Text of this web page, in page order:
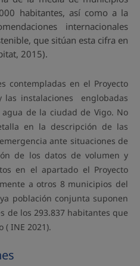
habitantes, así como a la
internacionales
que sitúan esta cifra en
2015).
contempladas en el Proyecto
las instalaciones englobadas
de la ciudad de Vigo. No
en la descripción de las
ante situaciones de
de los datos de volumen y
en el apartado el Proyecto
a otros 8 municipios del
población conjunta suponen
de los 293.837 habitantes que
( INE 2021).